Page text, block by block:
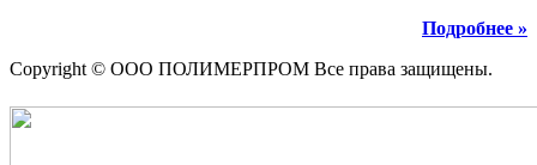
Подробнее »
Copyright © ООО ПОЛИМЕРПРОМ Все права защищены.